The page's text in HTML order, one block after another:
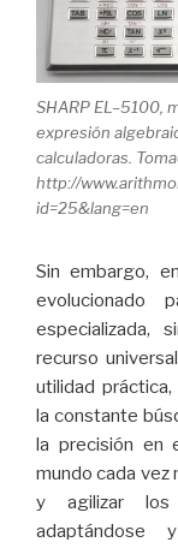
SHARP EL–5100,
expresión
calculadoras.
http://
id=25&lang=en
Sin embargo,
evolucionado
especializada,
recurso
utilidad
la constante
la precisión en
mundo cada vez
y agilizar los
adaptándose